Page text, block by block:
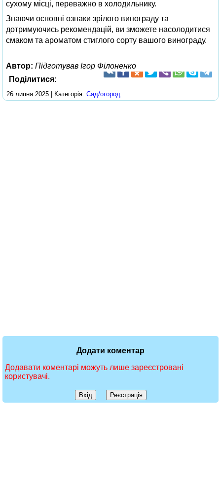
сухому місці, переважно в холодильнику.
Знаючи основні ознаки зрілого винограду та
дотримуючись рекомендацій, ви зможете насолодитися
смаком та ароматом стиглого сорту вашого винограду.
Автор: Підготував Ігор Філоненко
Поділитися:
26 липня 2025 | Категорія: Сад/огород
Додати коментар
Додавати коментарі можуть лише зареєстровані
користувачі.
Вхід Реєстрація